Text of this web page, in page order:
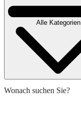
Alle Kategorien